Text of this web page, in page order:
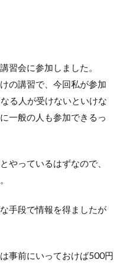
習会に参加しました。
の講習で、今回私が参加
る人が受けないといけな
一般の人も参加できるっ
やっているはずなので、
手段で情報を得ましたが
事前にいっておけば500円